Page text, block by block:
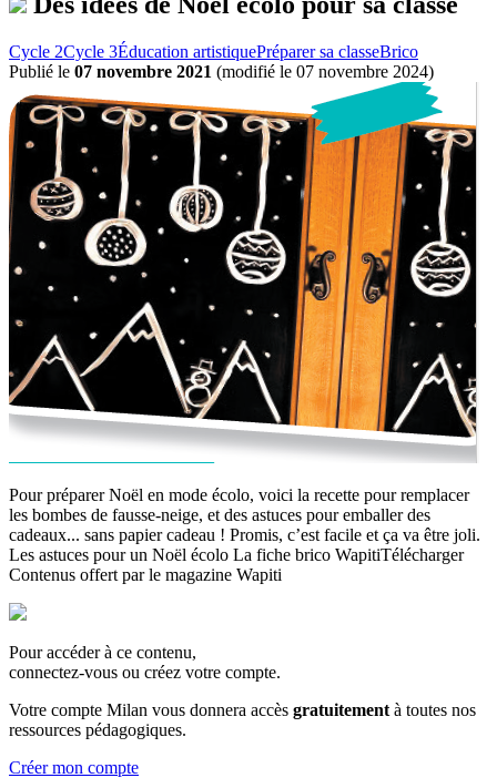
Cycle 2Cycle 3Éducation artistiquePréparer sa classeBrico
Publié le 07 novembre 2021 (modifié le 07 novembre 2024)
Pour préparer Noël en mode écolo, voici la recette pour remplacer
les bombes de fausse-neige, et des astuces pour emballer des
cadeaux... sans papier cadeau ! Promis, c’est facile et ça va être joli.
Les astuces pour un Noël écolo La fiche brico WapitiTélécharger
Contenus offert par le magazine Wapiti
Pour accéder à ce contenu,
connectez-vous ou créez votre compte.
Votre compte Milan vous donnera accès gratuitement à toutes nos
ressources pédagogiques.
Créer mon compte